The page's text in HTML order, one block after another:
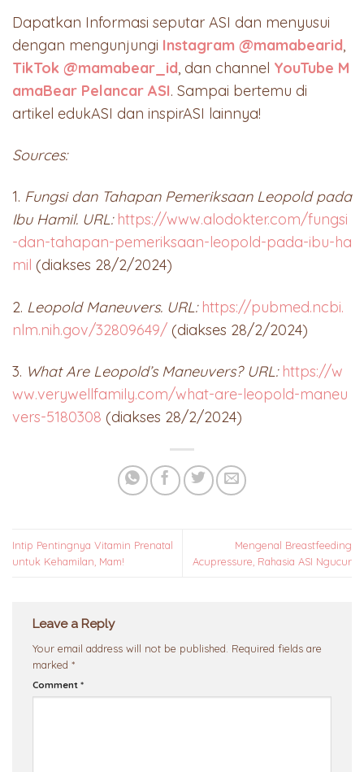
Dapatkan Informasi seputar ASI dan menyusui
dengan mengunjungi Instagram @mamabearid
TikTok @mamabear_id , dan channel YouTube M
amaBear Pelancar ASI. Sampai bertemu di
artikel edukASI dan inspirASI lainnya!
Sources:
1. Fungsi dan Tahapan Pemeriksaan Leopold pada
Ibu Hamil. URL: https://www.alodokter.com/fungsi
-dan-tahapan-pemeriksaan-leopold-pada-ibu-ha
mil (diakses 28/2/2024)
2. Leopold Maneuvers. URL: https://pubmed.ncbi.
nlm.nih.gov/32809649/ (diakses 28/2/2024)
3. What Are Leopold’s Maneuvers? URL: https://w
ww.verywellfamily.com/what-are-leopold-maneu
vers-5180308 (diakses 28/2/2024)
Intip Pentingnya Vitamin Prenatal
untuk Kehamilan, Mam!
Mengenal Breastfeeding
Acupressure, Rahasia ASI Ngucur
Leave a Reply
Your email address will not be published. Required fields are
marked *
Comment *